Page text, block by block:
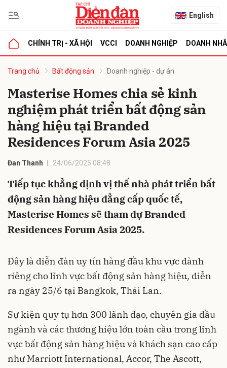
English
CHÍNH TRỊ - XÃ HỘI VCCI DOANH NGHIỆP DOANH
Trang chủ Bất động sản Doanh nghiệp - dự án
Masterise Homes chia sẻ kinh
nghiệm phát triển bất động sản
hàng hiệu tại Branded
Residences Forum Asia 2025
Đan Thanh 24/06/2025 08:48
Tiếp tục khẳng định vị thế nhà phát triển bất
động sản hàng hiệu đẳng cấp quốc tế,
Masterise Homes sẽ tham dự Branded
Residences Forum Asia 2025.
Đây là diễn đàn uy tín hàng đầu khu vực dành
riêng cho lĩnh vực bất động sản hàng hiệu, diễn
ra ngày 25/6 tại Bangkok, Thái Lan.
Sự kiện quy tụ hơn 300 lãnh đạo, chuyên gia đầu
ngành và các thương hiệu lớn toàn cầu trong lĩnh
vực bất động sản hàng hiệu và khách sạn cao cấp
như Marriott International, Accor, The Ascott,
luận